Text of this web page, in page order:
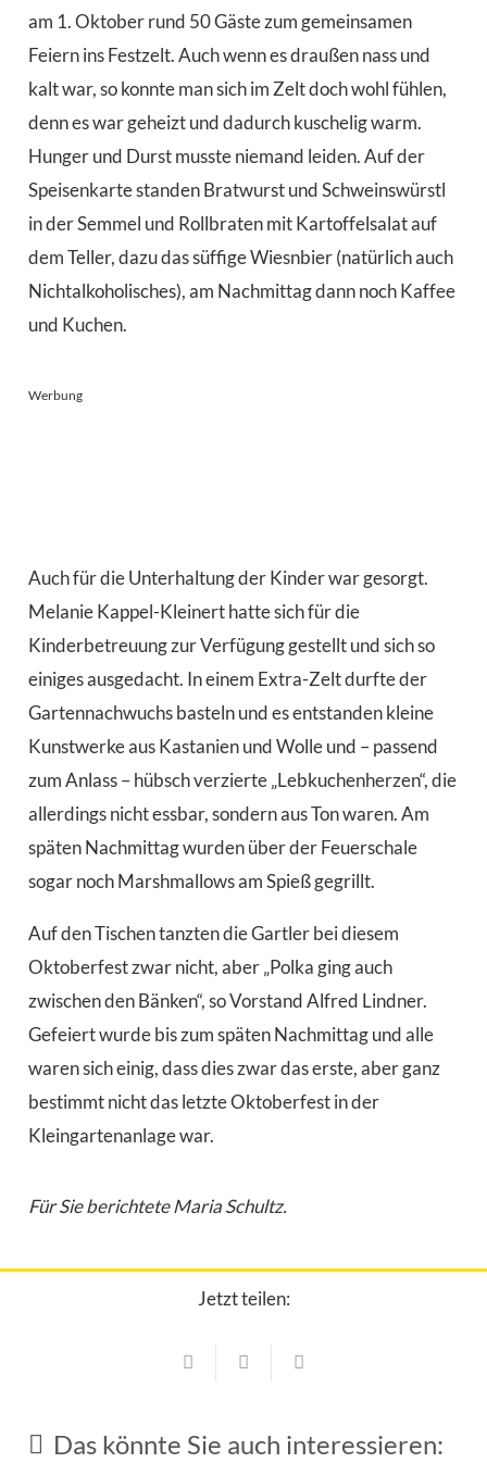
am 1. Oktober rund 50 Gäste zum gemeinsamen
Feiern ins Festzelt. Auch wenn es draußen nass und
kalt war, so konnte man sich im Zelt doch wohl fühlen,
denn es war geheizt und dadurch kuschelig warm.
Hunger und Durst musste niemand leiden. Auf der
Speisenkarte standen Bratwurst und Schweinswürstl
in der Semmel und Rollbraten mit Kartoffelsalat auf
dem Teller, dazu das süffige Wiesnbier (natürlich auch
Nichtalkoholisches), am Nachmittag dann noch Kaffee
und Kuchen.
Werbung
Auch für die Unterhaltung der Kinder war gesorgt.
Melanie Kappel-Kleinert hatte sich für die
Kinderbetreuung zur Verfügung gestellt und sich so
einiges ausgedacht. In einem Extra-Zelt durfte der
Gartennachwuchs basteln und es entstanden kleine
Kunstwerke aus Kastanien und Wolle und – passend
zum Anlass – hübsch verzierte „Lebkuchenherzen“, die
allerdings nicht essbar, sondern aus Ton waren. Am
späten Nachmittag wurden über der Feuerschale
sogar noch Marshmallows am Spieß gegrillt.
Auf den Tischen tanzten die Gartler bei diesem
Oktoberfest zwar nicht, aber „Polka ging auch
zwischen den Bänken“, so Vorstand Alfred Lindner.
Gefeiert wurde bis zum späten Nachmittag und alle
waren sich einig, dass dies zwar das erste, aber ganz
bestimmt nicht das letzte Oktoberfest in der
Kleingartenanlage war.
Für Sie berichtete Maria Schultz.
Jetzt teilen:
Das könnte Sie auch interessieren:
Temperaturen
6. August 2026
Vereine